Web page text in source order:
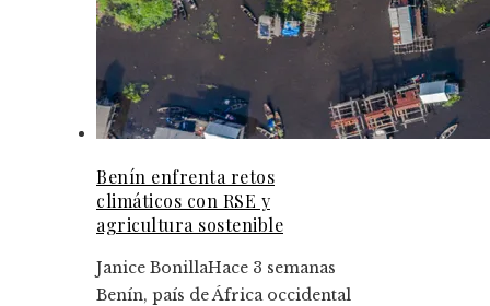
Benín enfrenta retos
climáticos con RSE y
agricultura sostenible
Janice BonillaHace 3 semanas
Benín, país de África occidental